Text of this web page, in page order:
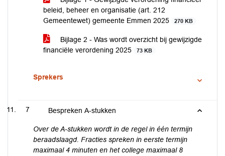
beleid, beheer en organisatie (art. 212
Gemeentewet) gemeente Emmen 2025
270 KB
Bijlage 2 - Was wordt overzicht bij gewijzigde
financiële verordening 2025
73 KB
Sprekers
7 Bespreken A-stukken
Over de A-stukken wordt in de regel in één termijn
beraadslaagd. Fracties spreken in eerste termijn
maximaal 4 minuten en het college maximaal 8